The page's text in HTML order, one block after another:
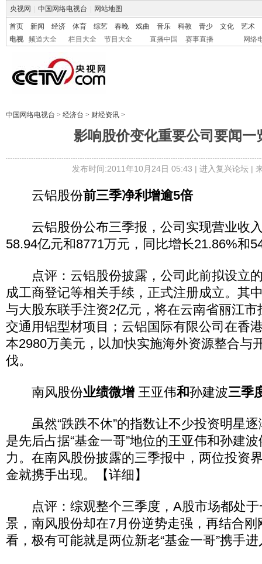
央视网 中国网络电视台 网站地图
首页 新闻 经济 体育 综艺 春晚 戏曲 音乐 科教 青少 文化
艺术
电视
频道大全 栏目大全 节目大全 直播中国 赛事直播 网络
中国网络电视台 > 经济台 > 财经资讯 >
影响股价变化重要公司要闻一
发布时间:2011年10月24日 05:43 | 进入复兴论坛|
云铝股份前三季净利增逾5倍
云铝股份公布三季报，公司实现营业收
58.94亿元和8771万元，同比增长21.86%和
点评：云铝股份披露，公司此前拟设立
成工商登记等相关手续，正式注册成立。其
与大股东联手注资2亿元，将在云南省丽江
交通用铝型材项目；云铝国际有限公司在香
本2980万美元，以加快实施海外资源整合与
伐。
南风股份业绩微增 王亚伟和孙建波三季
虽然“跌跌不休”的指数让不少投资明星逐
是先后占据“基金一哥”地位的王亚伟和孙建
力。在南风股份披露的三季报中，两位投资
金就携手出现。【详细】
点评：综观整个三季度，A股市场都处于
景，南风股份却在7月份逆势走强，再结合
看，极有可能就是两位新老“基金一哥”携手